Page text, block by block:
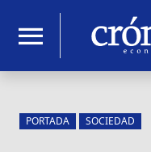
menu
PORTADA SOCIEDAD